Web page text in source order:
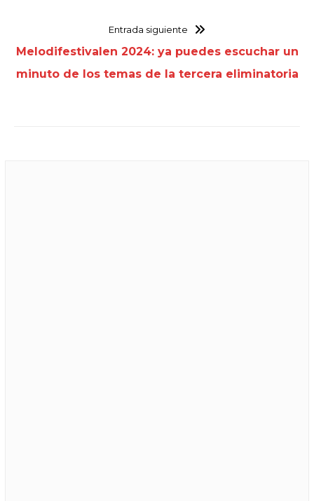
Entrada siguiente
Melodifestivalen 2024: ya puedes escuchar un
minuto de los temas de la tercera eliminatoria